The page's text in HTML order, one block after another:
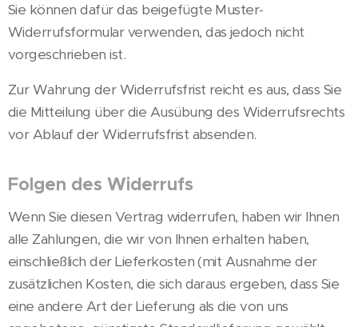
Sie können dafür das beigefügte Muster-
Widerrufsformular verwenden, das jedoch nicht
vorgeschrieben ist.
Zur Wahrung der Widerrufsfrist reicht es aus, dass Sie
die Mitteilung über die Ausübung des Widerrufsrechts
vor Ablauf der Widerrufsfrist absenden.
Folgen des Widerrufs
Wenn Sie diesen Vertrag widerrufen, haben wir Ihnen
alle Zahlungen, die wir von Ihnen erhalten haben,
einschließlich der Lieferkosten (mit Ausnahme der
zusätzlichen Kosten, die sich daraus ergeben, dass Sie
eine andere Art der Lieferung als die von uns